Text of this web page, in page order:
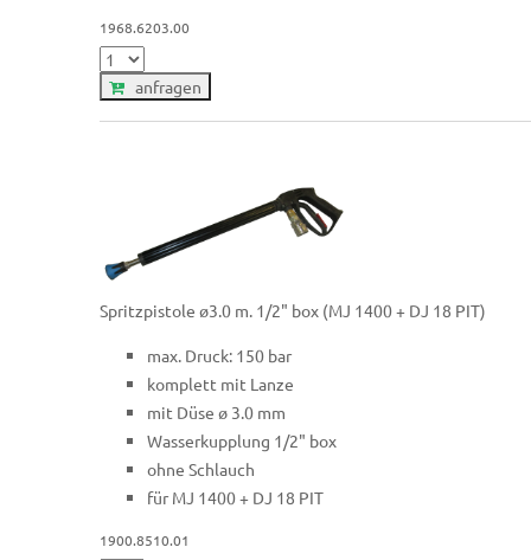
1968.6203.00
anfragen
Spritzpistole ø3.0 m. 1/2" box (MJ 1400 + DJ 18 PIT)
max. Druck: 150 bar
komplett mit Lanze
mit Düse ø 3.0 mm
Wasserkupplung 1/2" box
ohne Schlauch
für MJ 1400 + DJ 18 PIT
1900.8510.01